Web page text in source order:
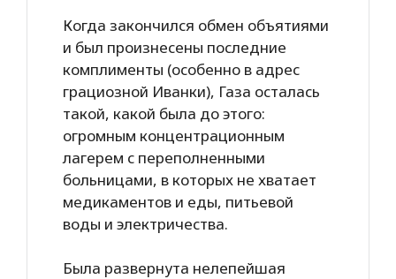
Когда закончился обмен объятиями
и был произнесены последние
комплименты (особенно в адрес
грациозной Иванки), Газа осталась
такой, какой была до этого:
огромным концентрационным
лагерем с переполненными
больницами, в которых не хватает
медикаментов и еды, питьевой
воды и электричества.
Была развернута нелепейшая